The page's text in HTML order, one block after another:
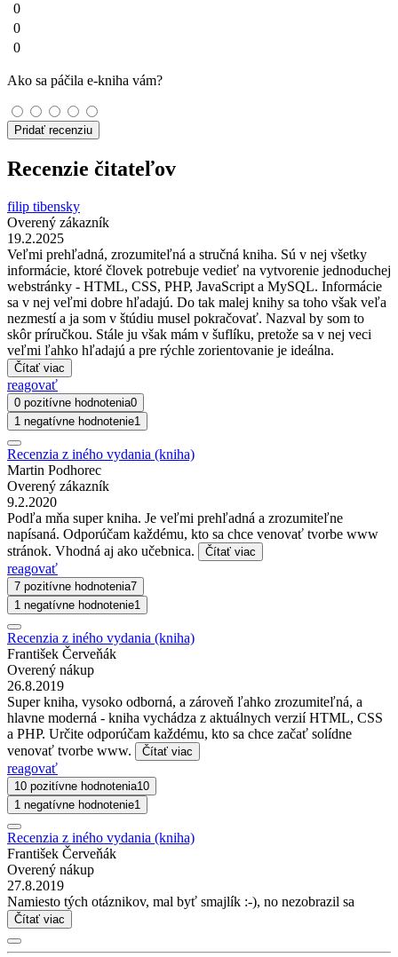
0
0
0
Ako sa páčila e-kniha vám?
Pridať recenziu
Recenzie čitateľov
filip tibensky
Overený zákazník
19.2.2025
Veľmi prehľadná, zrozumiteľná a stručná kniha. Sú v nej všetky
informácie, ktoré človek potrebuje vedieť na vytvorenie jednoduchej
webstránky - HTML, CSS, PHP, JavaScript a MySQL. Informácie
sa v nej veľmi dobre hľadajú. Do tak malej knihy sa toho však veľa
nezmestí a ja som v štúdiu musel pokračovať. Nazval by som to
skôr príručkou. Stále ju však mám v šuflíku, pretože sa v nej veci
veľmi ľahko hľadajú a pre rýchle zorientovanie je ideálna.
Čítať viac
reagovať
0 pozitívne hodnotenia0
1 negatívne hodnotenie1
Recenzia z iného vydania (kniha)
Martin Podhorec
Overený zákazník
9.2.2020
Podľa mňa super kniha. Je veľmi prehľadná a zrozumiteľne
napísaná. Odporúčam každému, kto sa chce venovať tvorbe www
stránok. Vhodná aj ako učebnica.
Čítať viac
reagovať
7 pozitívne hodnotenia7
1 negatívne hodnotenie1
Recenzia z iného vydania (kniha)
František Červeňák
Overený nákup
26.8.2019
Super kniha, vysoko odborná, a zároveň ľahko zrozumiteľná, a
hlavne moderná - kniha vychádza z aktuálnych verzií HTML, CSS
a PHP. Určite odporúčam každému, kto sa chce začať solídne
venovať tvorbe www.
Čítať viac
reagovať
10 pozitívne hodnotenia10
1 negatívne hodnotenie1
Recenzia z iného vydania (kniha)
František Červeňák
Overený nákup
27.8.2019
Namiesto tých otáznikov, mal byť smajlík :-), no nezobrazil sa
Čítať viac